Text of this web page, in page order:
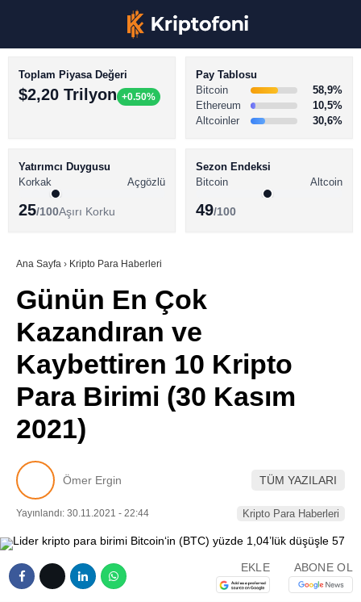
Pinterest
Telegram
BİTCOİN HABERLERİ
ALTCOİN HABERLERİ
SÖZLÜK
Toplam Piyasa Değeri
$2,20 Trilyon +0.50%
Pay Tablosu
Bitcoin
58,9%
Ethereum
10,5%
Altcoinler
30,6%
Yatırımcı Duygusu
Korkak
Açgözlü
25/100Aşırı Korku
Sezon Endeksi
Bitcoin
Altcoin
49/100
Ana Sayfa › Kripto Para Haberleri
Günün En Çok
Kazandıran ve
Kaybettiren 10 Kripto
Para Birimi (30 Kasım
2021)
Ömer Ergin TÜM YAZILARI
Yayınlandı: 30.11.2021 - 22:44 Kripto Para Haberleri
EKLE ABONE OL